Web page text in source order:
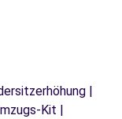
|
Kit |